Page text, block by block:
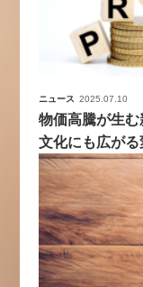
ニュース 2025.07.10
物価高騰が生む
文化にも広がる